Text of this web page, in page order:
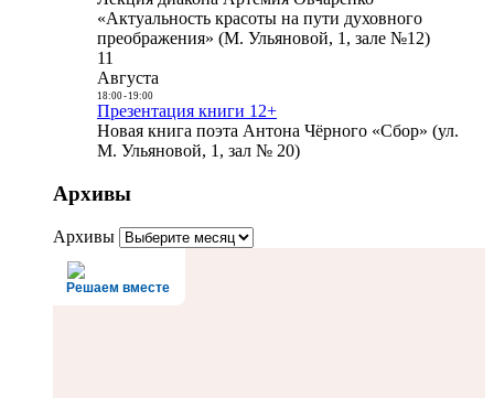
«Актуальность красоты на пути духовного
преображения» (М. Ульяновой, 1, зале №12)
11
Августа
18:00- 19:00
Презентация книги 12+
Новая книга поэта Антона Чёрного «Сбор» (ул.
М. Ульяновой, 1, зал № 20)
Архивы
Архивы
Решаем вместе